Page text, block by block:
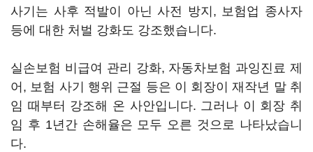
사기는 사후 적발이 아닌 사전 방지, 보험업 종사자
등에 대한 처벌 강화도 강조했습니다.
실손보험 비급여 관리 강화, 자동차보험 과잉진료 제
어, 보험 사기 행위 근절 등은 이 회장이 재작년 말 취
임 때부터 강조해 온 사안입니다. 그러나 이 회장 취
임 후 1년간 손해율은 모두 오른 것으로 나타났습니
다.